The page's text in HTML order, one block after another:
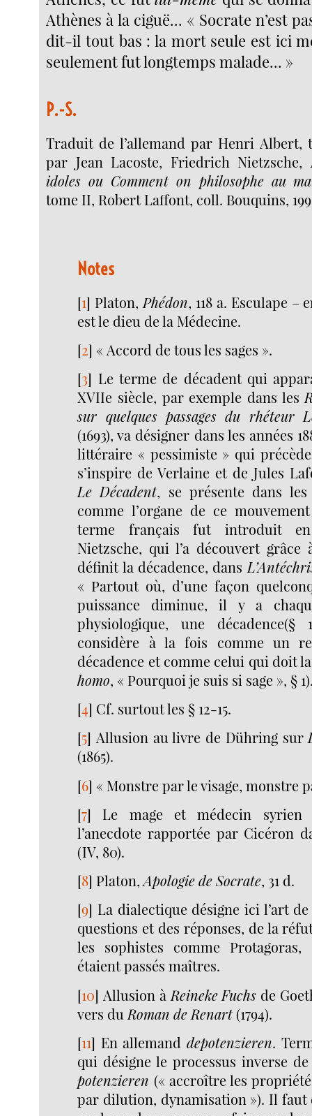
Athènes à la ciguë... « Socrate n’est
dit-il tout bas : la mort seule est ici
seulement fut longtemps malade... »
P.-S.
Traduit de l’allemand par Henri Albert,
par Jean Lacoste, Friedrich Nietzsche,
idoles ou Comment on philosophe au
tome II, Robert Laffont, coll. Bouquins,
Notes
[1] Platon, Phédon, 118 a. Esculape –
est le dieu de la Médecine.
[2]« Accord de tous les sages ».
[3] Le terme de décadent qui
XVIIe siècle, par exemple dans les
sur quelques passages du rhéteur
(1693), va désigner dans les années
littéraire « pessimiste » qui
s’inspire de Verlaine et de Jules
Le Décadent, se présente dans les
comme l’organe de ce
terme français fut introduit
Nietzsche, qui l’a découvert
définit la décadence, dans
« Partout où, d’une façon
puissance diminue, il y a
physiologique, une décadence(§
considère à la fois comme un
décadence et comme celui qui doit
homo, « Pourquoi je suis si sage », §
[4] Cf. surtout les § 12-15.
[5] Allusion au livre de Dühring sur
(1865).
[6]« Monstre par le visage, monstre
[7] Le mage et médecin syrien
l’anecdote rapportée par Cicéron
(IV, 80).
[8] Platon,Apologie de Socrate, 31 d.
[9] La dialectique désigne ici l’art
questions et des réponses, de la
les sophistes comme Protagoras,
étaient passés maîtres.
[10] Allusion à Reineke Fuchs de
vers du Roman de Renart(1794).
[11] En allemand depotenzieren.
qui désigne le processus inverse
potenzieren (« accroître les
par dilution, dynamisation »). Il